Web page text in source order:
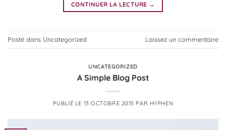
CONTINUER LA LECTURE →
Posté dans Uncategorized Laissez un commentaire
UNCATEGORIZED
A Simple Blog Post
PUBLIÉ LE 13 OCTOBRE 2015 PAR HYPHEN